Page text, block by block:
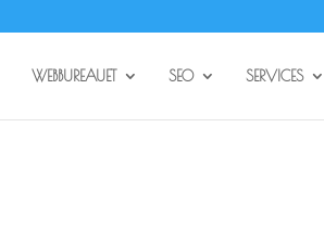
WEBBUREAUET SEO SERVICES